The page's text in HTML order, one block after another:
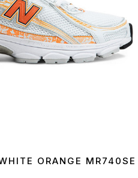
ORANGE MR740SE